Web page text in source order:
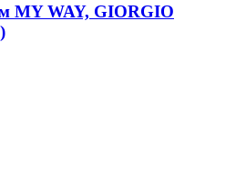
MY WAY, GIORGIO